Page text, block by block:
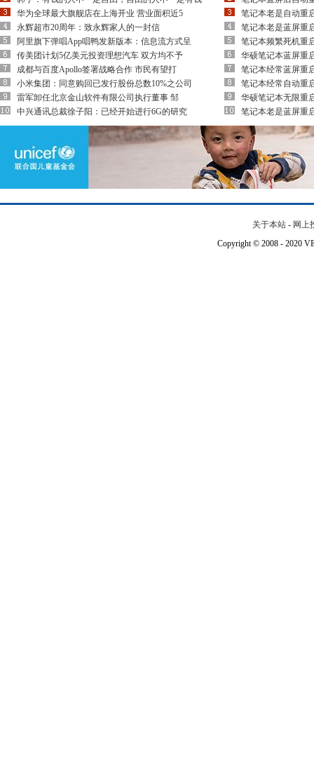
华为全球最大旗舰店在上海开业 营业面积近5
永辉超市20周年：致永辉家人的一封信
阿里旗下弹唱App唱鸭发新版本：信息流方式呈
传美团计划5亿美元投资理想汽车 双方均不予
成都与百度Apollo签署战略合作 市民有望打
小米集团：同意购回已发行股份总数10%之公司
雷军卸任北京金山软件有限公司执行董事 邹
中兴通讯总裁徐子阳：已经开始进行6G的研究
笔记本老是自动重
笔记本老是蓝屏重
笔记本频繁死机重
华硕笔记本蓝屏重
笔记本经常蓝屏重
笔记本经常自动重
华硕笔记本无限重
笔记本老是蓝屏重
关于本站 - 网上
Copyright © 2008 - 2020